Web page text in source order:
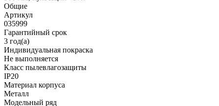
Общие
Артикул
035999
Гарантийный срок
3 год(а)
Индивидуальная покраска
Не выполняется
Класс пылевлагозащиты
IP20
Материал корпуса
Металл
Модельный ряд